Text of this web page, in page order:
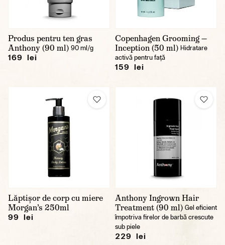
Produs pentru ten gras
Anthony (90 ml) 90 ml/g
169 lei
Copenhagen Grooming —
Inception (50 ml) Hidratare
activă pentru față
159 lei
Lăptișor de corp cu miere
Morgan’s 250ml
99 lei
Anthony Ingrown Hair
Treatment (90 ml) Gel eficient
împotriva firelor de barbă crescute
sub piele
229 lei